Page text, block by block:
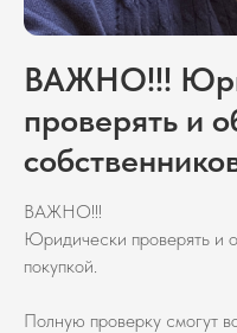
ВАЖНО!!!
проверять и
ВАЖНО!!!
Юридически проверять и
покупкой.
Полную проверку смогут